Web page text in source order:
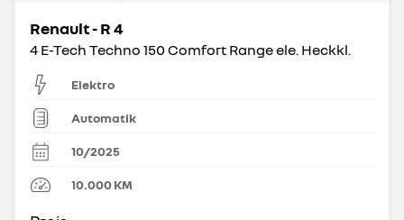
Renault - R 4
4 E-Tech Techno 150 Comfort Range ele. Heckkl.
Elektro
Automatik
10/2025
10.000KM